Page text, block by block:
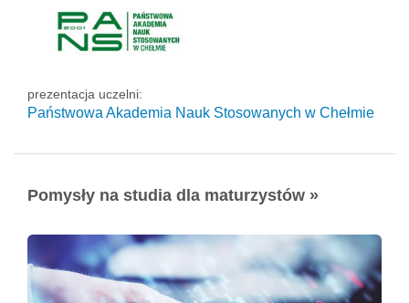
prezentacja uczelni:
Państwowa Akademia Nauk Stosowanych w Chełmie
Pomysły na studia dla maturzystów »